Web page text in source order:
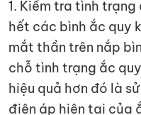
1. Kiểm tra tình
hết các bình ắc quy
mắt thần trên nắp
chỗ tình trạng ắc
hiệu quả hơn đó là
điện áp hiện tại của